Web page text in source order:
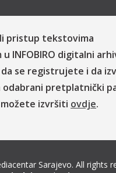
pristup tekstovima
INFOBIRO digitalni
se registrujete i da
pretplatnički
izvršiti ovdje.
Sarajevo. All rights